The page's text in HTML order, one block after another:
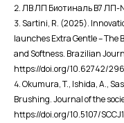
ЛВ ЛП Биотиналь В7
Sartini, R. (2025).
launches Extra Gentle –
and Softness. Brazilian
https://doi.org/10.62742/
Okumura, T., Ishida, A.,
Brushing. Journal of the
https://doi.org/10.5107/